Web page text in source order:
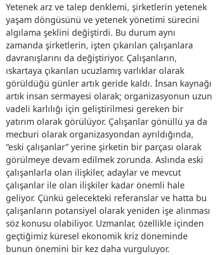
Yetenek arz ve talep denklemi, şirketlerin yetenek
yaşam döngüsünü ve yetenek yönetimi sürecini
algılama şeklini değiştirdi. Bu durum aynı
zamanda şirketlerin, işten çıkarılan çalışanlara
davranışlarını da değiştiriyor. Çalışanların,
ıskartaya çıkarılan ucuzlamış varlıklar olarak
görüldüğü günler artık geride kaldı. İnsan kaynağı
artık insan sermayesi olarak; organizasyonun uzun
vadeli karlılığı için geliştirilmesi gereken bir
yatırım olarak görülüyor. Çalışanlar gönüllü ya da
mecburi olarak organizasyondan ayrıldığında,
“eski çalışanlar” yerine şirketin bir parçası olarak
görülmeye devam edilmek zorunda. Aslında eski
çalışanlarla olan ilişkiler, adaylar ve mevcut
çalışanlar ile olan ilişkiler kadar önemli hale
geliyor. Çünkü gelecekteki referanslar ve hatta bu
çalışanların potansiyel olarak yeniden işe alınması
söz konusu olabiliyor. Uzmanlar, özellikle içinden
geçtiğimiz küresel ekonomik kriz döneminde
bunun önemini bir kez daha vurguluyor.